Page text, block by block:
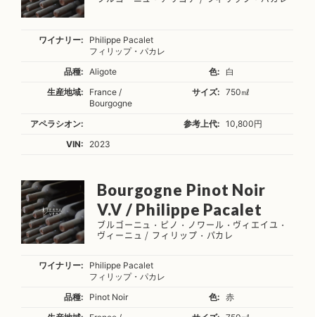
ワイナリー:
Philippe Pacalet
フィリップ・パカレ
品種:
Aligote 色:
白
生産地域:
France /
Bourgogne
サイズ: 750㎖
アペラシオン: 参考上代:
10,800円
VIN:
2023
Bourgogne Pinot Noir
V.V / Philippe Pacalet
ブルゴーニュ・ピノ・ノワール・ヴィエイユ・
ヴィーニュ / フィリップ・パカレ
ワイナリー:
Philippe Pacalet
フィリップ・パカレ
品種:
Pinot Noir 色:
赤